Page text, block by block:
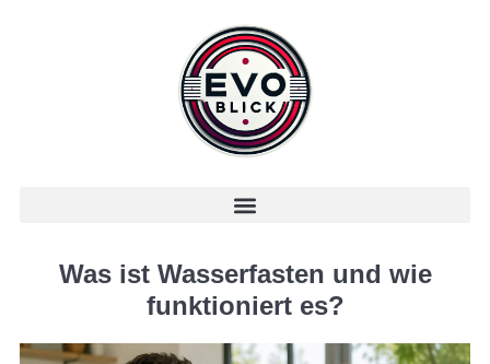
Was ist Wasserfasten und wie
funktioniert es?